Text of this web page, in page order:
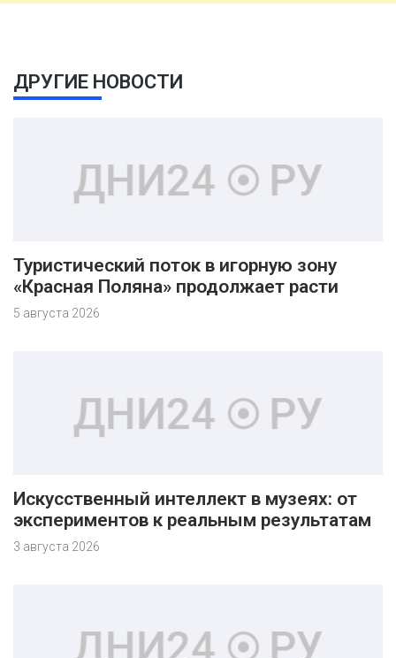
ДРУГИЕ НОВОСТИ
Туристический поток в игорную зону
«Красная Поляна» продолжает расти
5 августа 2026
Искусственный интеллект в музеях: от
экспериментов к реальным результатам
3 августа 2026